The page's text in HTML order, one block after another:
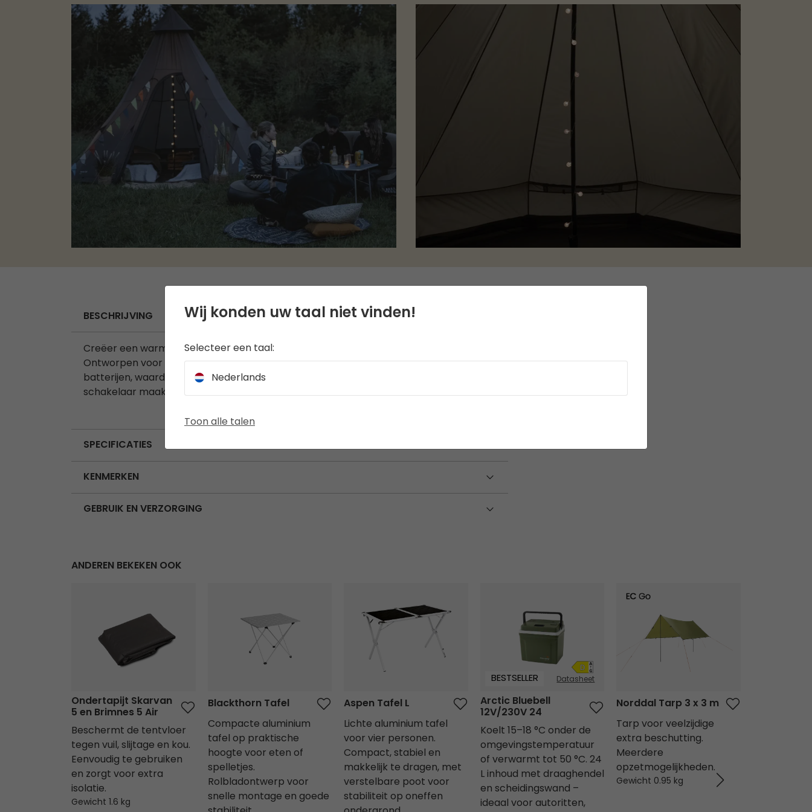
BESCHRIJVING
Creëer een warme, uitnodigende sfeer in je tent met de Blur Lichtketting, wit.
Ontworpen voor eenvoud en gebruiksgemak, werkt deze lichtketting op AA-
batterijen, waardoor hij draagbaar en snel op te zetten is. De eenvoudige aan/uit-
schakelaar maakt het een praktische keuze.
SPECIFICATIES
KENMERKEN
GEBRUIK EN VERZORGING
ANDEREN BEKEKEN OOK
Ondertapijt Skarvan
5 en Brimnes 5 Air
Beschermt de tentvloer
tegen vuil, slijtage en kou.
Eenvoudig te gebruiken
en zorgt voor extra
isolatie.
Gewicht 1.6 kg
Blackthorn Tafel
Compacte aluminium
tafel op praktische
hoogte voor eten of
spelletjes.
Rolbladontwerp voor
snelle montage en goede
Aspen Tafel L
Lichte aluminium tafel
voor vier personen.
Compact, stabiel en
makkelijk te dragen, met
verstelbare poot voor
stabiliteit op oneffen
Datasheet
BESTSELLER
Arctic Bluebell​
12V/230V 24
Koelt 15–18 °C onder de
omgevingstemperatuur
of verwarmt tot 50 °C. 24
L inhoud met draaghendel
en scheidingswand –
ideaal voor autoritten,
Norddal Tarp 3 x 3 m
Norddal Tarp 3 x 3 m
Tarp voor veelzijdige
extra beschutting.
Meerdere
opzetmogelijkheden.
Gewicht 0.95 kg
Wij konden uw taal niet vinden!
Selecteer een taal:
Nederlands
Toon alle talen